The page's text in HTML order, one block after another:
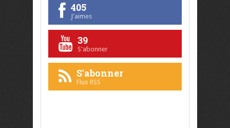
405
J'aimes
39
S'abonner
S'abonner
Flux RSS